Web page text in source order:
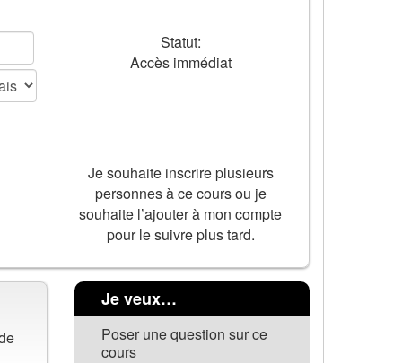
Statut:
Accès immédiat
Je souhaite inscrire plusieurs
personnes à ce cours ou je
souhaite l’ajouter à mon compte
pour le suivre plus tard.
Je veux…
Poser une question sur ce
cours